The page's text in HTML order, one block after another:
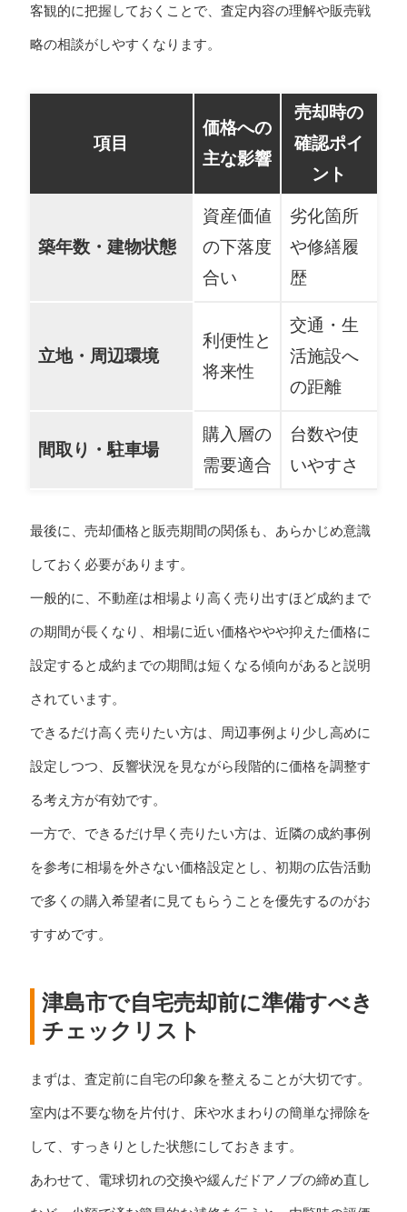
客観的に把握しておくことで、査定内容の理解や販売戦
略の相談がしやすくなります。
項目
価格への
主な影響
売却時の
確認ポイ
ント
築年数・建物状態
資産価値
の下落度
合い
劣化箇所
や修繕履
歴
立地・周辺環境
利便性と
将来性
交通・生
活施設へ
の距離
間取り・駐車場
購入層の
需要適合
台数や使
いやすさ
最後に、売却価格と販売期間の関係も、あらかじめ意識
しておく必要があります。
一般的に、不動産は相場より高く売り出すほど成約まで
の期間が長くなり、相場に近い価格ややや抑えた価格に
設定すると成約までの期間は短くなる傾向があると説明
されています。
できるだけ高く売りたい方は、周辺事例より少し高めに
設定しつつ、反響状況を見ながら段階的に価格を調整す
る考え方が有効です。
一方で、できるだけ早く売りたい方は、近隣の成約事例
を参考に相場を外さない価格設定とし、初期の広告活動
で多くの購入希望者に見てもらうことを優先するのがお
すすめです。
津島市で自宅売却前に準備すべき
チェックリスト
まずは、査定前に自宅の印象を整えることが大切です。
室内は不要な物を片付け、床や水まわりの簡単な掃除を
して、すっきりとした状態にしておきます。
あわせて、電球切れの交換や緩んだドアノブの締め直し